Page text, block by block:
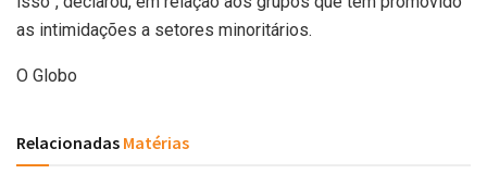
as intimidações a setores minoritários.
O Globo
Relacionadas Matérias